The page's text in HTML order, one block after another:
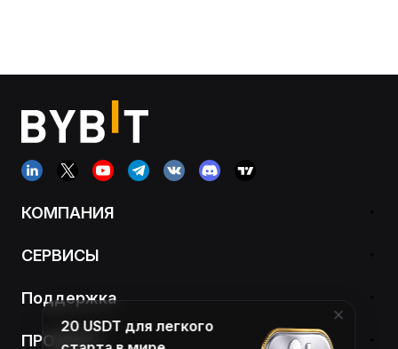
КОМПАНИЯ
СЕРВИСЫ
Поддержка
ПРОДУКТ
20 USDT для легкого